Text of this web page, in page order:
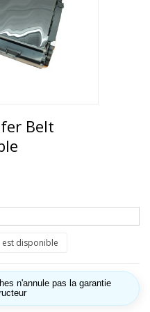
Belt
disponible
n'annule pas la garantie